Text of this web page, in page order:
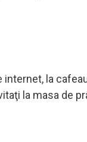
la
la masa de